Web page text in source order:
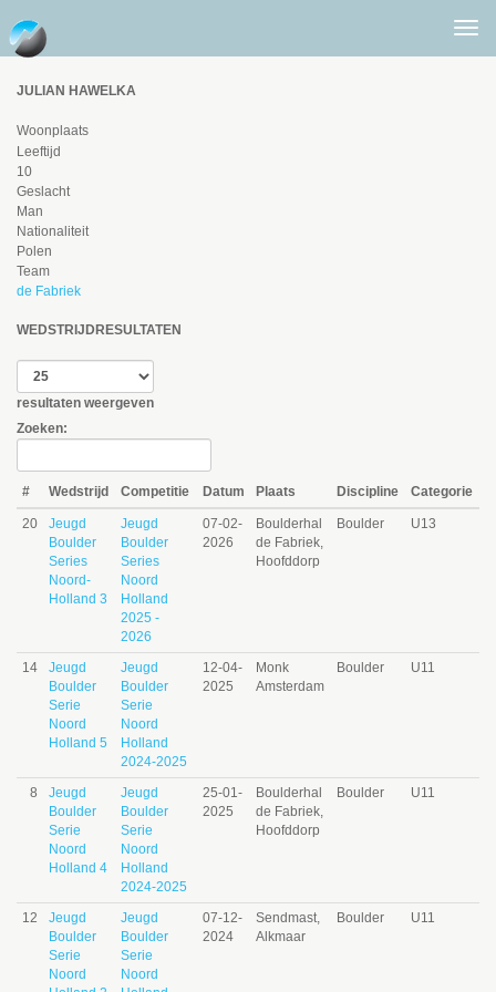
JULIAN HAWELKA
Woonplaats
Leeftijd
10
Geslacht
Man
Nationaliteit
Polen
Team
de Fabriek
WEDSTRIJDRESULTATEN
resultaten weergeven
Zoeken:
# Wedstrijd Competitie Datum Plaats Discipline Categorie
20
Jeugd
Boulder
Series
Noord-
Holland 3
Jeugd
Boulder
Series
Noord
Holland
2025 -
2026
07-02-
2026
Boulderhal
de Fabriek,
Hoofddorp
Boulder U13
14
Jeugd
Boulder
Serie
Noord
Holland 5
Jeugd
Boulder
Serie
Noord
Holland
2024-2025
12-04-
2025
Monk
Amsterdam
Boulder U11
8
Jeugd
Boulder
Serie
Noord
Holland 4
Jeugd
Boulder
Serie
Noord
Holland
2024-2025
25-01-
2025
Boulderhal
de Fabriek,
Hoofddorp
Boulder U11
12
Jeugd
Boulder
Serie
Noord
Jeugd
Boulder
Serie
Noord
07-12-
2024
Sendmast,
Alkmaar
Boulder U11